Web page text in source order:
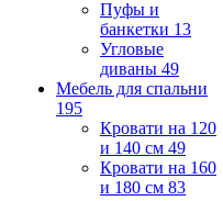
Пуфы и
банкетки 13
Угловые
диваны 49
Мебель для спальни
195
Кровати на 120
и 140 см 49
Кровати на 160
и 180 см 83